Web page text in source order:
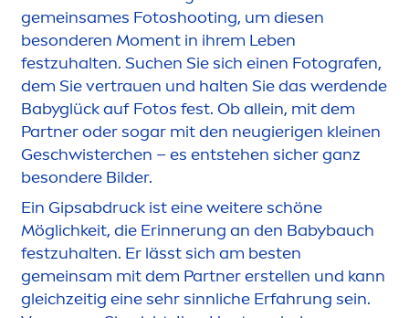
gemeinsames Fotoshooting, um diesen
besonderen Moment in ihrem Leben
festzuhalten. Suchen Sie sich einen Fotografen,
dem Sie vertrauen und halten Sie das werdende
Babyglück auf Fotos fest. Ob allein, mit dem
Partner oder sogar mit den neugierigen kleinen
Geschwisterchen – es entstehen sicher ganz
besondere Bilder.
Ein Gipsabdruck ist eine weitere schöne
Möglichkeit, die Erinnerung an den Babybauch
festzuhalten. Er lässt sich am besten
gemeinsam mit dem Partner erstellen und kann
gleichzeitig eine sehr sinnliche Erfahrung sein.